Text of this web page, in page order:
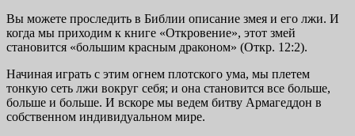
Вы можете проследить в Библии описание змея и его лжи. И
когда мы приходим к книге «Откровение», этот змей
становится «большим красным драконом» (Откр. 12:2).
Начиная играть с этим огнем плотского ума, мы плетем
тонкую сеть лжи вокруг себя; и она становится все больше,
больше и больше. И вскоре мы ведем битву Армагеддон в
собственном индивидуальном мире.